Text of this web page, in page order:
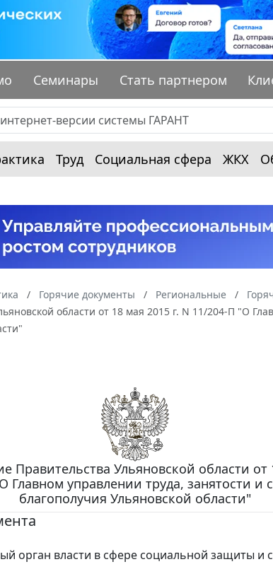
Семинары Стать партнером
Труд Социальная сфера ЖКХ
Горячие документы Региональные
области от 18 мая 2015 г. N 11/204-П "О
Правительства Ульяновской области от
Главном управлении труда, занятости и
благополучия Ульяновской области"
орган власти в сфере социальной защиты и